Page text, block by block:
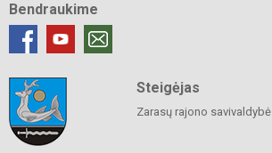
Bendraukime
Steigėjas
Zarasų rajono savivaldybė